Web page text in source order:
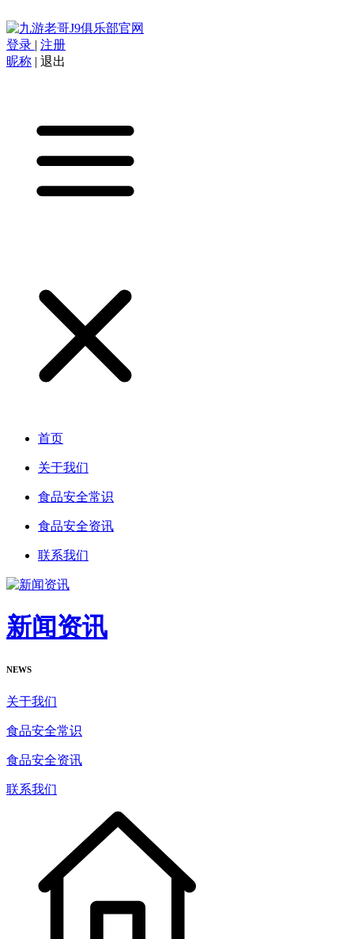
登录 | 注册
昵称 | 退出
首页
关于我们
食品安全常识
食品安全资讯
联系我们
新闻资讯
NEWS
关于我们
食品安全常识
食品安全资讯
联系我们